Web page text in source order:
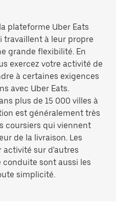
plateforme Uber Eats
travaillent à leur propre
grande flexibilité. En
exercez votre activité de
à certaines exigences
avec Uber Eats.
plus de 15 000 villes à
est généralement très
coursiers qui viennent
de la livraison. Les
activité sur d'autres
sont aussi les
simplicité.